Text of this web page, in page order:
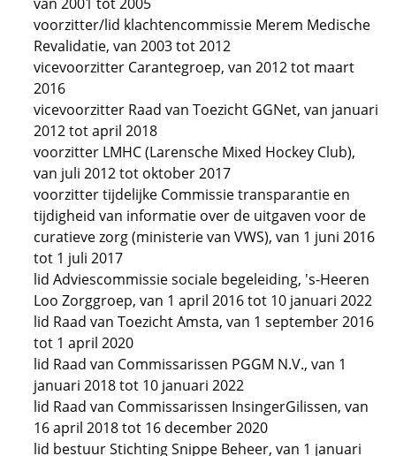
voorzitter/lid klachtencommissie Merem Medische
Revalidatie, van 2003 tot 2012
vicevoorzitter Carantegroep, van 2012 tot maart
2016
vicevoorzitter Raad van Toezicht GGNet, van januari
2012 tot april 2018
voorzitter LMHC (Larensche Mixed Hockey Club),
van juli 2012 tot oktober 2017
voorzitter tijdelijke Commissie transparantie en
tijdigheid van informatie over de uitgaven voor de
curatieve zorg (ministerie van VWS), van 1 juni 2016
tot 1 juli 2017
lid Adviescommissie sociale begeleiding, 's-Heeren
Loo Zorggroep, van 1 april 2016 tot 10 januari 2022
lid Raad van Toezicht Amsta, van 1 september 2016
tot 1 april 2020
lid Raad van Commissarissen PGGM N.V., van 1
januari 2018 tot 10 januari 2022
lid Raad van Commissarissen InsingerGilissen, van
16 april 2018 tot 16 december 2020
lid bestuur Stichting Snippe Beheer, van 1 januari